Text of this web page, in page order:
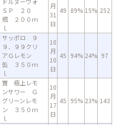
ＳＰ ２０
瓶 ２００ｍ
ｌ
月
31
日
49 89% 15% 252
サッポロ ９
９．９９クリ
アＧレモン
缶 ３５０ｍ
ｌ
10
月
10
日
45 94% 24% 97
寶 極上レモ
ンサワー Ｇ
グリーンレモ
ン ３５０ｍ
ｌ
10
月
17
日
45 95% 23% 143